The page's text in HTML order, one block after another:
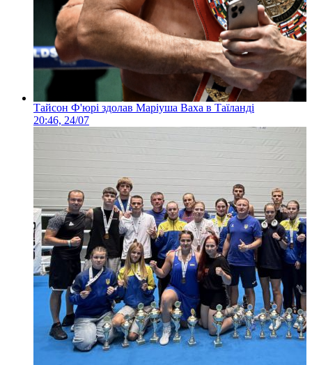
Тайсон Ф'юрі здолав Маріуша Ваха в Таїланді
20:46, 24/07